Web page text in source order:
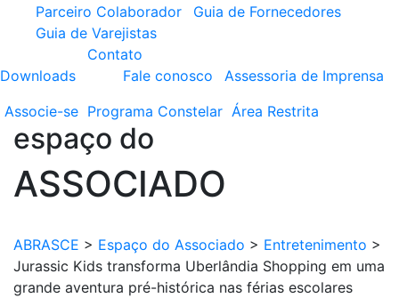
Parceiro Colaborador
Guia de Fornecedores
Guia de Varejistas
Downloads
Contato
Fale conosco
Assessoria de Imprensa
Associe-se Programa Constelar Área Restrita
espaço do
ASSOCIADO
ABRASCE > Espaço do Associado > Entretenimento >
Jurassic Kids transforma Uberlândia Shopping em uma
grande aventura pré-histórica nas férias escolares